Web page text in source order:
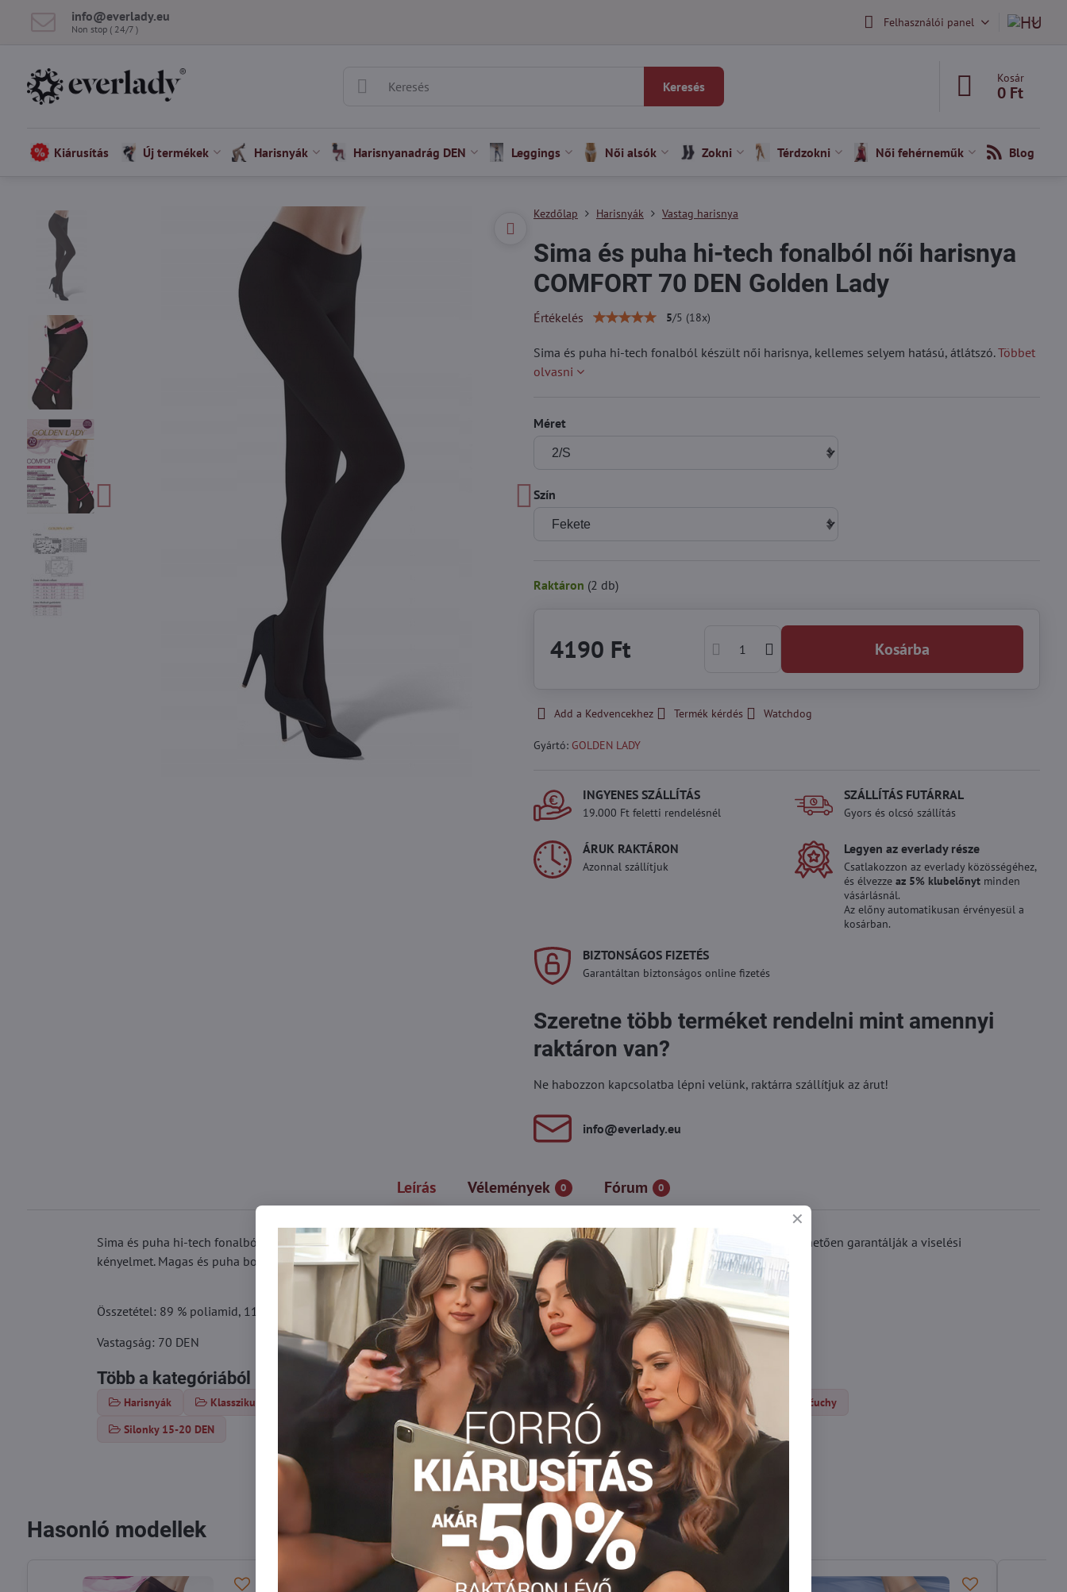
info​@everlady​.eu
Non stop ( 24/7 ) Felhasználói panel
Keresés
Kosár
0 Ft
Kiárusítás Új termékek Harisnyák Harisnyanadrág DEN Leggings Női alsók Zokni Térdzokni Női fehérneműk Blog
Kezdőlap Harisnyák Vastag harisnya
Sima és puha hi-tech fonalból női harisnya
COMFORT 70 DEN Golden Lady
Értékelés 5/5 (18x)
Sima és puha hi-tech fonalból készült női harisnya, kellemes selyem hatású, átlátszó.Többet
olvasni
Méret
Szín
Raktáron (2 db)
4190 Ft Kosárba
Add a Kedvencekhez Termék kérdés Watchdog
Gyártó: GOLDEN LADY
INGYENES SZÁLLÍTÁS
19.000 Ft feletti rendelésnél
SZÁLLÍTÁS FUTÁRRAL
Gyors és olcsó szállítás
ÁRUK RAKTÁRON
Azonnal szállítjuk
Legyen az everlady része
Csatlakozzon az everlady közösségéhez,
és élvezzeaz 5% klubelőnyt minden
vásárlásnál.
Az előny automatikusan érvényesül a
kosárban.
BIZTONSÁGOS FIZETÉS
Garantáltan biztonságos online fizetés
Szeretne több terméket rendelni mint amennyi
raktáron van?
Ne habozzon kapcsolatba lépni velünk, raktárra szállítjuk az árut!
info​@everlady​.eu
Leírás Vélemények 0 Fórum 0
Sima és puha hi-tech fonalból készült női harisnya, kellemes selyem hatású, átlátszó. A bugyi részének központi varrásának köszönhetően garantálják a viselési
kényelmet. Magas és puha borda varrás nélkül. Biztosítják a tökéletes illeszkedést.
Összetétel: 89 % poliamid, 11 % elasztán
Vastagság: 70 DEN
Több a kategóriából
Harisnyák Klasszikus harisnya Vastag harisnya Harisnya 70-80 DEN-es Harisnyanadrág DEN
Klasické pančuchy
Silonky 15-20 DEN
FacebookTwitterBlueskyPinterestReddit LinkedInWhatsApp
E-
mail
Hasonló modellek